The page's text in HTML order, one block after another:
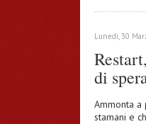
Lunedì, 30
di
Ammonta
stamani e